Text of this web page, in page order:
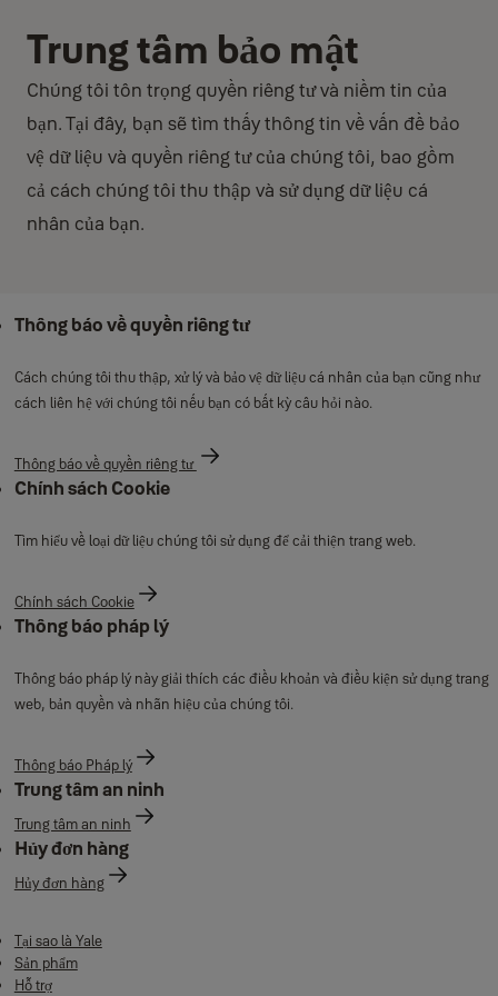
Trung tâm bảo mật
Chúng tôi tôn trọng quyền riêng tư và niềm tin của
bạn. Tại đây, bạn sẽ tìm thấy thông tin về vấn đề bảo
vệ dữ liệu và quyền riêng tư của chúng tôi, bao gồm
cả cách chúng tôi thu thập và sử dụng dữ liệu cá
nhân của bạn.
Thông báo về quyền riêng tư
Cách chúng tôi thu thập, xử lý và bảo vệ dữ liệu cá nhân của bạn cũng như
cách liên hệ với chúng tôi nếu bạn có bất kỳ câu hỏi nào.
Thông báo về quyền riêng tư
Chính sách Cookie
Tìm hiểu về loại dữ liệu chúng tôi sử dụng để cải thiện trang web.
Chính sách Cookie
Thông báo pháp lý
Thông báo pháp lý này giải thích các điều khoản và điều kiện sử dụng trang
web, bản quyền và nhãn hiệu của chúng tôi.
Thông báo Pháp lý
Trung tâm an ninh
Trung tâm an ninh
Hủy đơn hàng
Hủy đơn hàng
Tại sao là Yale
Sản phẩm
Hỗ trợ